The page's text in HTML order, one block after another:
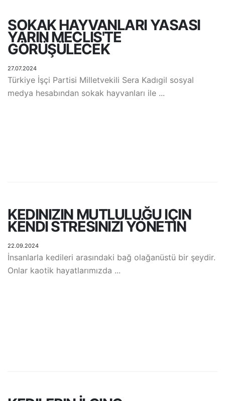
SOKAK HAYVANLARI YASASI
YARIN MECLIS'TE
GÖRÜŞÜLECEK
27.07.2024
Türkiye İşçi Partisi Milletvekili Sera Kadıgil sosyal
medya hesabından sokak hayvanları ile ...
KEDINIZIN MUTLULUĞU IÇIN
KENDI STRESINIZI YÖNETIN
22.09.2024
İnsanlarla kedileri arasındaki bağ olağanüstü bir şeydir.
Onlar kaotik hayatlarımızda ...